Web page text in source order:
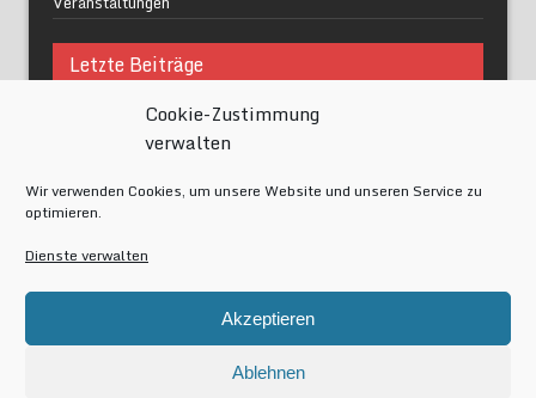
Cookie-Zustimmung
verwalten
Wir verwenden Cookies, um unsere Website und unseren Service zu
optimieren.
Dienste verwalten
Akzeptieren
Ablehnen
Letzte Beiträge
Was macht urbane Lebensqualität wirklich aus?
Grüne Oasen in Berlin
Festival of Lights Berlin 2024
Gesund schlafen im modernen Alltag